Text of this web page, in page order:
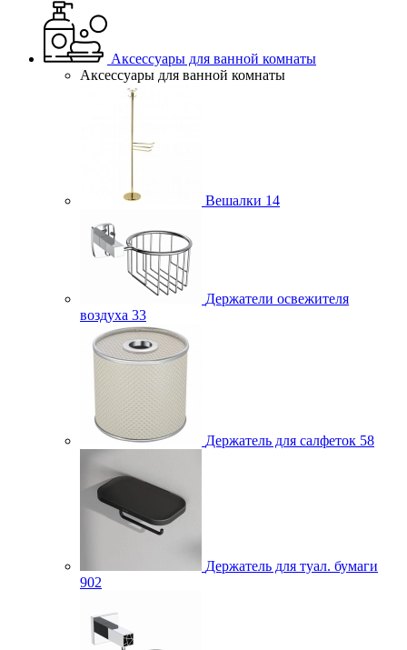
Аксессуары для ванной комнаты
Аксессуары для ванной комнаты
Вешалки 14
Держатели освежителя
воздуха 33
Держатель для салфеток 58
Держатель для туал. бумаги
902